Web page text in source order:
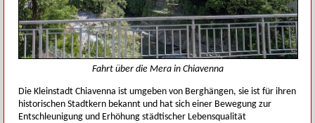
Fahrt über die Mera in Chiavenna
Die Kleinstadt Chiavenna ist umgeben von Berghängen, sie ist für ihren
historischen Stadtkern bekannt und hat sich einer Bewegung zur
Entschleunigung und Erhöhung städtischer Lebensqualität